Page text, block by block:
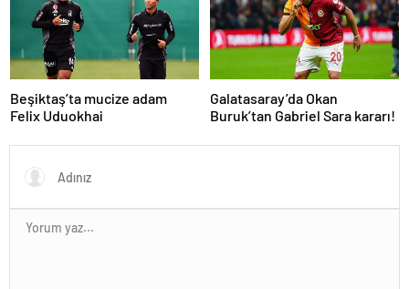
Beşiktaş’ta mucize adam
Felix Uduokhai
Galatasaray’da Okan
Buruk’tan Gabriel Sara kararı!